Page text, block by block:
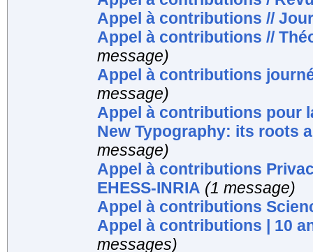
Appel à contributions //
Appel à contributions //
message)
Appel à contributions
message)
Appel à contributions pour
New Typography: its roots
message)
Appel à contributions
EHESS-INRIA (1 message)
Appel à contributions
Appel à contributions | 10
messages)